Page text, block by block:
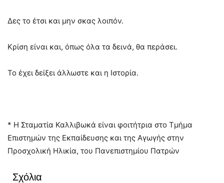
Δες το έτσι και μην σκας λοιπόν.
Κρίση είναι και, όπως όλα τα δεινά, θα περάσει.
Το έχει δείξει άλλωστε και η Ιστορία.
* Η Σταματία Καλλιβωκά είναι φοιτήτρια στο Τμήμα
Επιστημών της Εκπαίδευσης και της Αγωγής στην
Προσχολική Ηλικία, του Πανεπιστημίου Πατρών
Σχόλια